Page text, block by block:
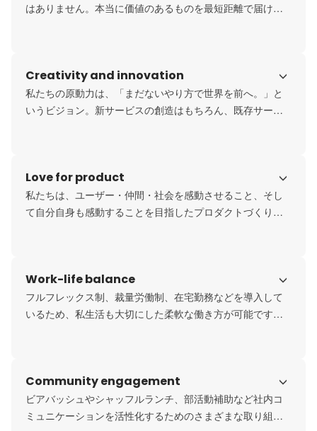
はありません。本当に価値のあるものを最短距離で届け、
Creativity and innovation
私たちの原動力は、「まだないやり方で世界を前へ。」と
いうビジョン。新サービスの創造はもちろん、既存サービ
きます。
Love for product
私たちは、ユーザー・仲間・社会を感動させること、そし
て自分自身も感動することを目指したプロダクトづくりを
Work-life balance
フルフレックス制、裁量労働制、在宅勤務などを導入して
いるため、私生活も大切にした柔軟な働き方が可能です。
Community engagement
ビアバッシュやシャッフルランチ、部活動補助など社内コ
ミュニケーションを活性化するためのさまざまな取り組み